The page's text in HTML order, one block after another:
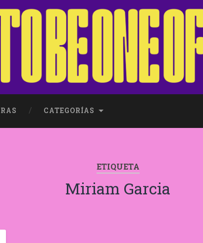
CATEGORÍAS
ETIQUETA
Miriam Garcia